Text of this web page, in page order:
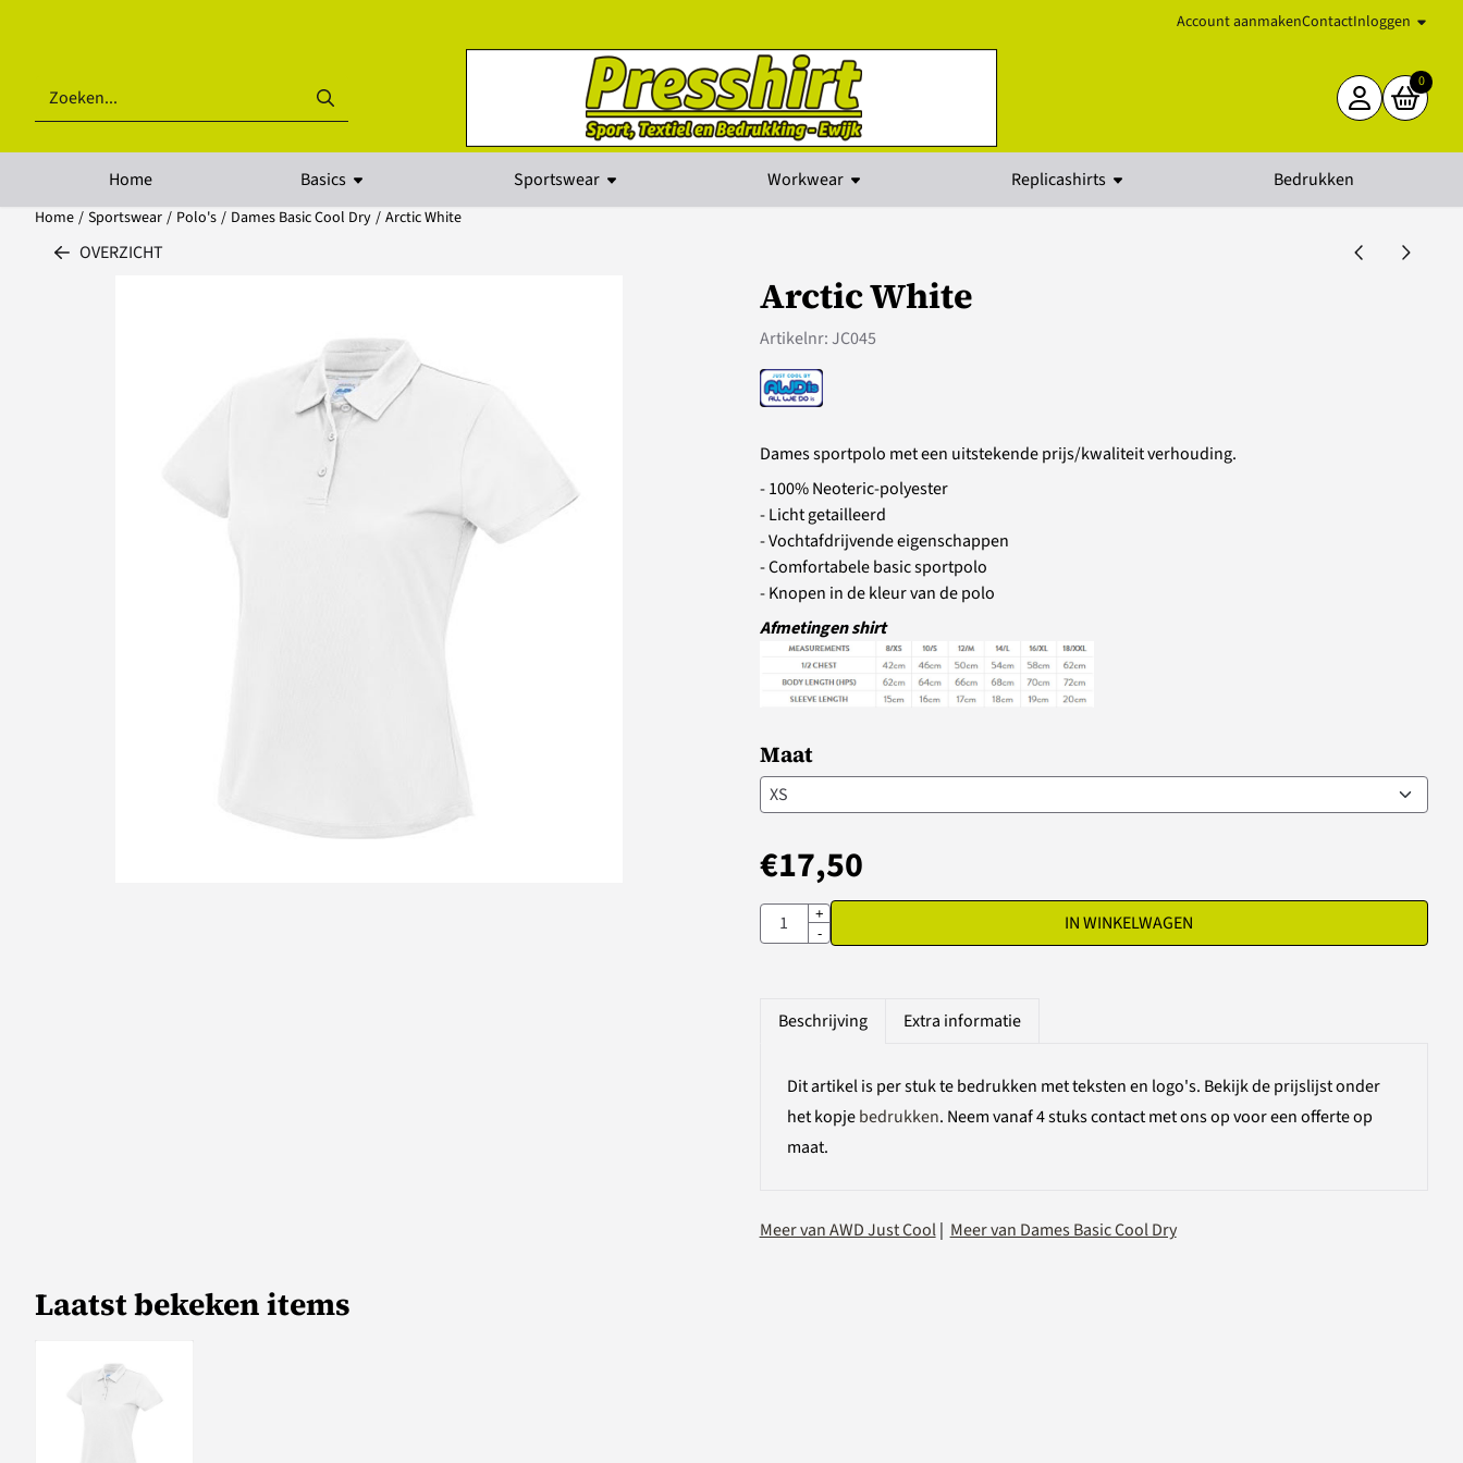
Account aanmakenContactInloggen
Zoeken 0
Home Basics Sportswear Workwear Replicashirts Bedrukken
Home / Sportswear / Polo's / Dames Basic Cool Dry / Arctic White
OVERZICHT
Arctic White
Artikelnr:JC045
Dames sportpolo met een uitstekende prijs/kwaliteit verhouding.
- 100% Neoteric-polyester
- Licht getailleerd
- Vochtafdrijvende eigenschappen
- Comfortabele basic sportpolo
- Knopen in de kleur van de polo
Afmetingen shirt
Maat
€17,50
Aantal
+
-
IN WINKELWAGEN
Beschrijving Extra informatie
Dit artikel is per stuk te bedrukken met teksten en logo's. Bekijk de prijslijst onder
het kopjebedrukken. Neem vanaf 4 stuks contact met ons op voor een offerte op
maat.
Meer van AWD Just Cool| Meer van Dames Basic Cool Dry
Laatst bekeken items